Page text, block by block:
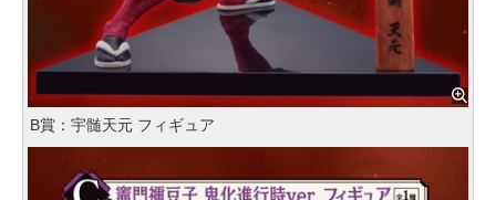
B賞：宇髄天元 フィギュア